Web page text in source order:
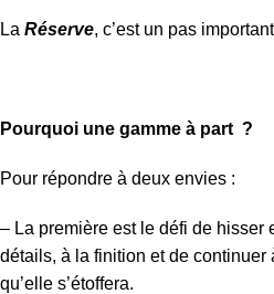
La Réserve, c’est un pas
Pourquoi une gamme à part ?
Pour répondre à deux envies :
– La première est le défi de hisser
détails, à la finition et de continuer
qu’elle s’étoffera.